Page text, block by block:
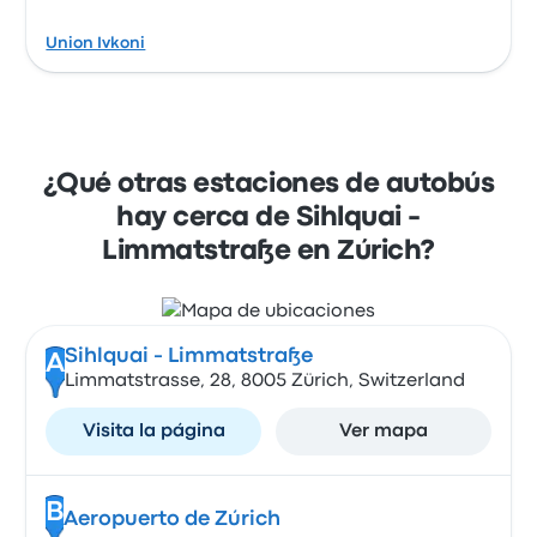
Union Ivkoni
¿Qué otras estaciones de autobús
hay cerca de Sihlquai -
Limmatstraße en Zúrich?
ASihlquai - Limmatstraße
Limmatstrasse, 28, 8005 Zürich, Switzerland
Visita la página Ver mapa
BAeropuerto de Zúrich